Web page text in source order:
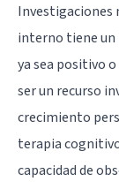
Investigaciones
interno tiene
ya sea positivo
ser un recurso
crecimiento
terapia
capacidad de